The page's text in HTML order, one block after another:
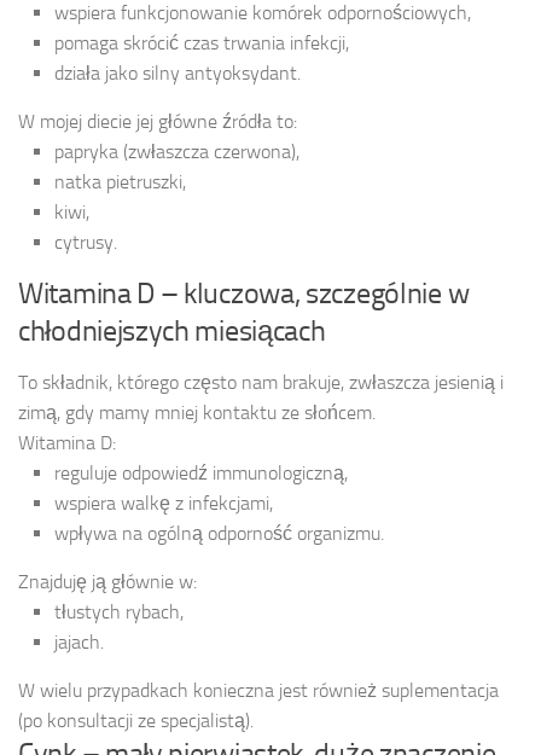
wspiera funkcjonowanie komórek odpornościowych,
pomaga skrócić czas trwania infekcji,
działa jako silny antyoksydant.
W mojej diecie jej główne źródła to:
papryka (zwłaszcza czerwona),
natka pietruszki,
kiwi,
cytrusy.
Witamina D – kluczowa, szczególnie w
chłodniejszych miesiącach
To składnik, którego często nam brakuje, zwłaszcza jesienią i
zimą, gdy mamy mniej kontaktu ze słońcem.
Witamina D:
reguluje odpowiedź immunologiczną,
wspiera walkę z infekcjami,
wpływa na ogólną odporność organizmu.
Znajduję ją głównie w:
tłustych rybach,
jajach.
W wielu przypadkach konieczna jest również suplementacja
(po konsultacji ze specjalistą).